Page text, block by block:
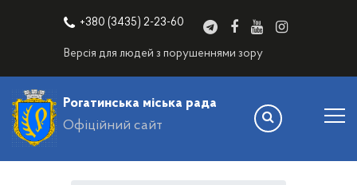
+380 (3435) 2-23-60
Версія для людей з порушеннями зору
Рогатинська міська рада
Офіційний сайт